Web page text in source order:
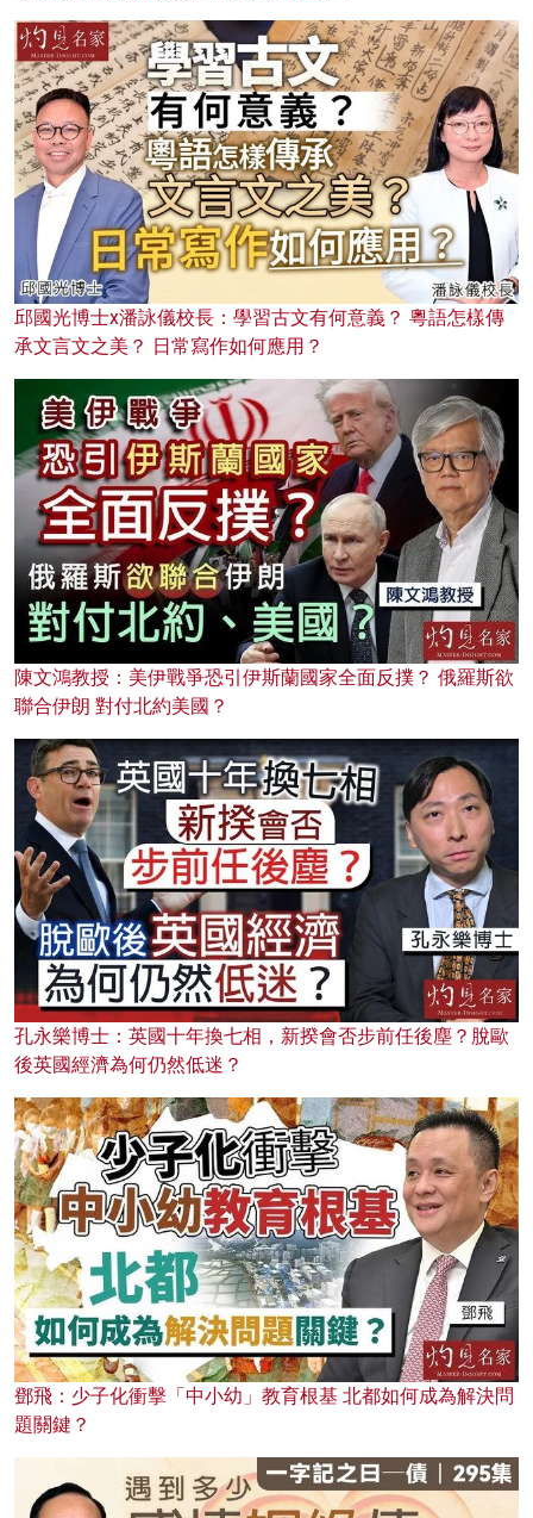
邱國光博士x潘詠儀校長：學習古文有何意義？ 粵語怎樣傳
承文言文之美？ 日常寫作如何應用？
陳文鴻教授：美伊戰爭恐引伊斯蘭國家全面反撲？ 俄羅斯欲
聯合伊朗 對付北約美國？
孔永樂博士：英國十年換七相，新揆會否步前任後塵？脫歐
後英國經濟為何仍然低迷？
鄧飛：少子化衝擊「中小幼」教育根基 北都如何成為解決問
題關鍵？